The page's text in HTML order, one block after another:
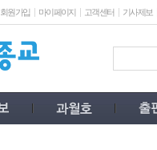
회원가입 마이페이지 고객센터 기사제보